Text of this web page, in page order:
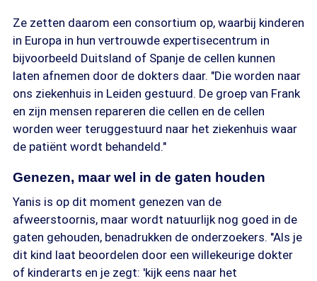
Ze zetten daarom een consortium op, waarbij kinderen
in Europa in hun vertrouwde expertisecentrum in
bijvoorbeeld Duitsland of Spanje de cellen kunnen
laten afnemen door de dokters daar. "Die worden naar
ons ziekenhuis in Leiden gestuurd. De groep van Frank
en zijn mensen repareren die cellen en de cellen
worden weer teruggestuurd naar het ziekenhuis waar
de patiënt wordt behandeld."
Genezen, maar wel in de gaten houden
Yanis is op dit moment genezen van de
afweerstoornis, maar wordt natuurlijk nog goed in de
gaten gehouden, benadrukken de onderzoekers. "Als je
dit kind laat beoordelen door een willekeurige dokter
of kinderarts en je zegt: 'kijk eens naar het